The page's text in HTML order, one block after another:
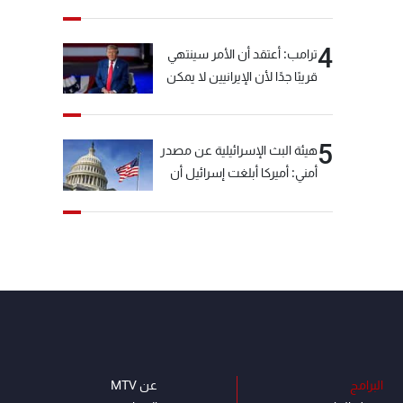
4ترامب: أعتقد أن الأمر سينتهي
قريبًا جدًا لأن الإيرانيين لا يمكن
5هيئة البث الإسرائيلية عن مصدر
أمني: أميركا أبلغت إسرائيل أن
البرامج
عن MTV